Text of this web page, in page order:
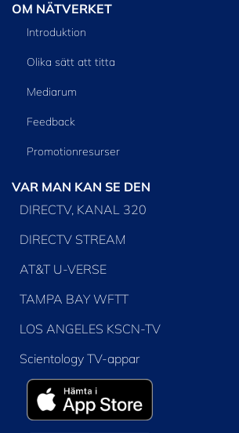
OM NÄTVERKET
Introduktion
Olika sätt att titta
Mediarum
Feedback
Promotionresurser
VAR MAN KAN SE DEN
DIRECTV, KANAL 320
DIRECTV STREAM
AT&T U-VERSE
TAMPA BAY WFTT
LOS ANGELES KSCN-TV
Scientology TV-appar